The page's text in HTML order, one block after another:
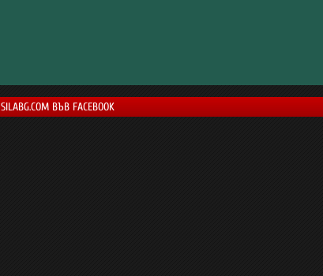
SILABG.COM ВЪВ FACEBOOK